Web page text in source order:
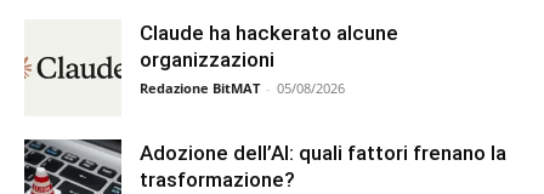
Claude ha hackerato alcune
organizzazioni
Redazione BitMAT - 05/08/2026
Adozione dell’AI: quali fattori frenano la
trasformazione?